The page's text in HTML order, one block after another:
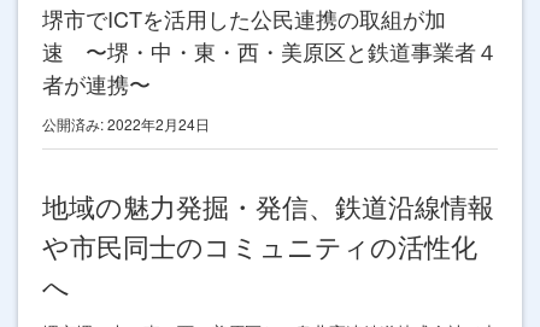
堺市でICTを活用した公民連携の取組が加
速 〜堺・中・東・西・美原区と鉄道事業者４
者が連携〜
公開済み: 2022年2月24日
地域の魅力発掘・発信、鉄道沿線情報
や市民同士のコミュニティの活性化
へ